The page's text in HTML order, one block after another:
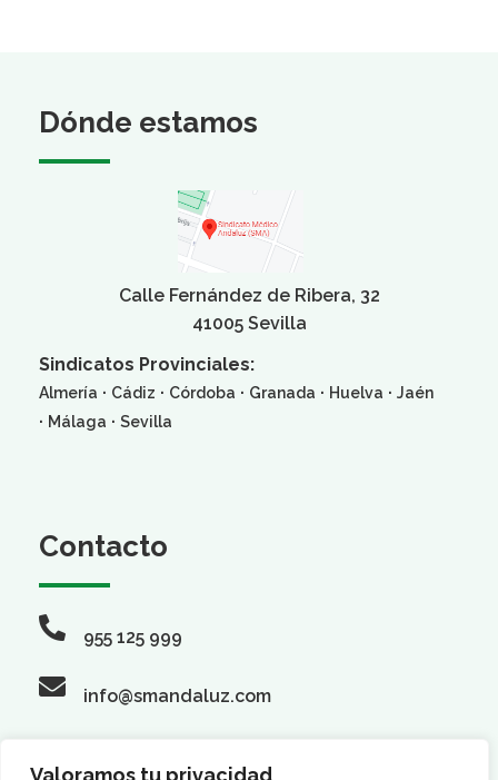
Valoramos tu privacidad
Dónde estamos
Calle Fernández de Ribera, 32
41005 Sevilla
Sindicatos Provinciales:
Almería · Cádiz · Córdoba · Granada · Huelva · Jaén
· Málaga · Sevilla
Contacto
955 125 999
info@smandaluz.com